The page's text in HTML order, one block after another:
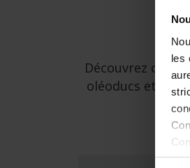
les
Découvrez
oléoducs et